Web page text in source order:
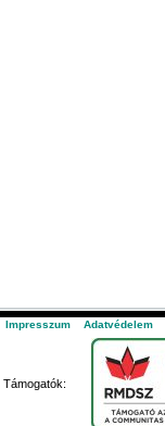
Impresszum Adatvédelem
Támogatók: